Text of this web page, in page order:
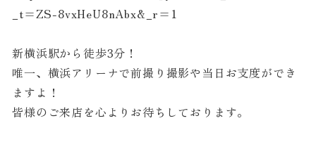
_t=ZS-8vxHeU8nAbx&_r=1
新横浜駅から徒歩3分！
唯一、横浜アリーナで前撮り撮影や当日お支度ができ
ますよ！
皆様のご来店を心よりお待ちしております。